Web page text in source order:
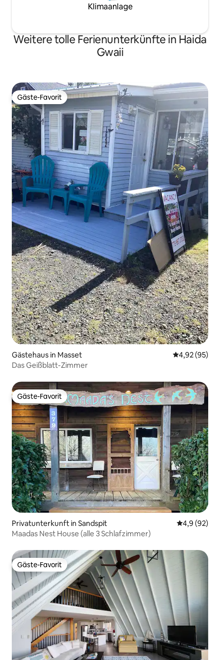
Klimaanlage
Weitere tolle Ferienunterkünfte in Haida
Gwaii
Gäste-Favorit
Gäste-Favorit
Gästehaus in Masset
4,92 (95)
Das Geißblatt-Zimmer
Gäste-Favorit
Gäste-Favorit
Privatunterkunft in Sandspit
4,9 (92)
Maadas Nest House (alle 3 Schlafzimmer)
Gäste-Favorit
Gäste-Favorit